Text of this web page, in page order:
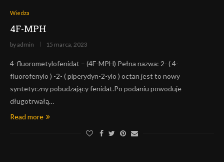
Wiedza
4F-MPH
byadmin 15 marca, 2023
4-fluorometylofenidat – (4F-MPH) Pełna nazwa: 2- ( 4-
fluorofenylo ) -2- ( piperydyn-2-ylo ) octan jest to nowy
syntetyczny pobudzający fenidat.Po podaniu powoduje
długotrwałą…
Read more